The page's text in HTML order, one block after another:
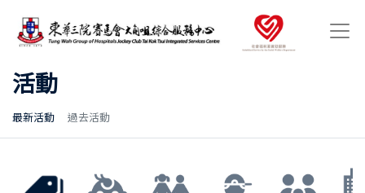
活動
最新活動 過去活動